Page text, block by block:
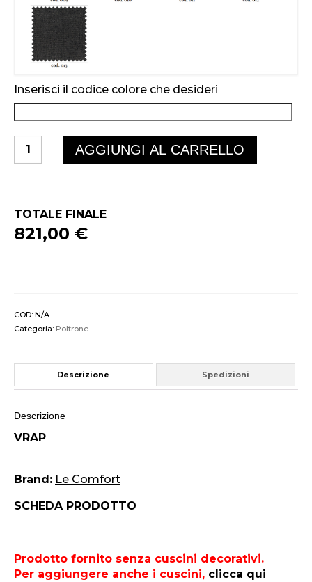
Inserisci il codice colore che desideri
quantità
AGGIUNGI AL CARRELLO
TOTALE FINALE
821,00 €
COD: N/A
Categoria: Poltrone
Descrizione Spedizioni
Descrizione
VRAP
Brand: Le Comfort
SCHEDA PRODOTTO
Prodotto fornito senza cuscini decorativi.
Per aggiungere anche i cuscini, clicca qui